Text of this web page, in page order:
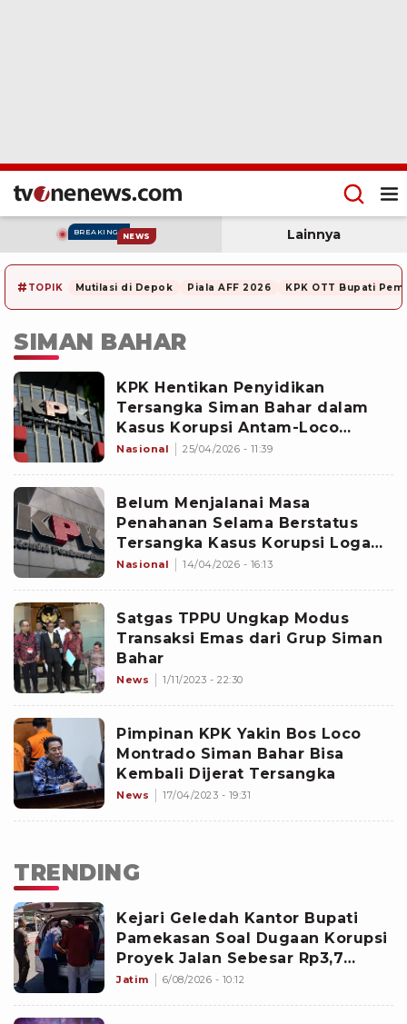
BREAKING NEWS Lainnya
# TOPIK Mutilasi di Depok Piala AFF 2026 KPK OTT Bupati
SIMAN BAHAR
KPK Hentikan Penyidikan
Tersangka Siman Bahar dalam
Kasus Korupsi Antam-Loco
MontradoÂ
Nasional 25/04/2026 - 11:39
Belum Menjalanai Masa
Penahanan Selama Berstatus
Tersangka Kasus Korupsi Logam,
KPK Mendadak Terima Surat
Nasional 14/04/2026 - 16:13
Satgas TPPU Ungkap Modus
Transaksi Emas dari Grup Siman
Bahar
News 1/11/2023 - 22:30
Pimpinan KPK Yakin Bos Loco
Montrado Siman Bahar Bisa
Kembali Dijerat Tersangka
News 17/04/2023 - 19:31
TRENDING
Kejari Geledah Kantor Bupati
Pamekasan Soal Dugaan Korupsi
Proyek Jalan Sebesar Rp3,7
Milliar
Jatim 6/08/2026 - 10:12